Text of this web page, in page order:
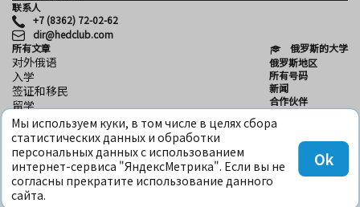
联系人
+7 (8362) 72-02-62
dir@hedclub.com
所有文章
对外俄语
入学
签证和移民
留学
科学
HED_people
俄罗斯之家
地区
文化
俄罗斯的大学
俄罗斯地区
所有号码
新闻
合作伙伴
用户协议
保密性
Мы используем куки, в том числе в целях сбора
статистических данных и обработки
персональных данных с использованием
интернет-сервиса "ЯндексМетрика". Если вы не
согласны прекратите использование данного
сайта.
Ok